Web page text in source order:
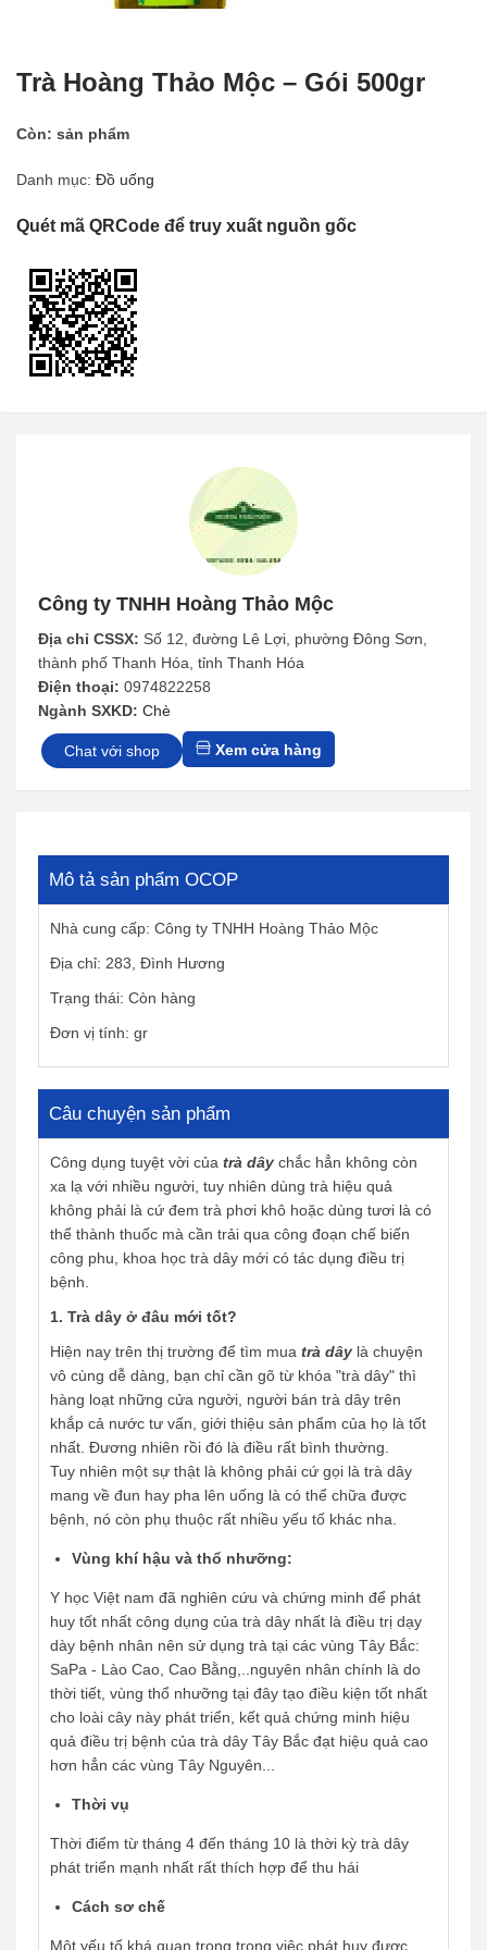
Trà Hoàng Thảo Mộc – Gói 500gr
Còn: sản phẩm
Danh mục: Đồ uống
Quét mã QRCode để truy xuất nguồn gốc
Công ty TNHH Hoàng Thảo Mộc
Địa chỉ CSSX: Số 12, đường Lê Lợi, phường Đông Sơn,
thành phố Thanh Hóa, tỉnh Thanh Hóa
Điện thoại: 0974822258
Ngành SXKD: Chè
Chat với shop Xem cửa hàng
Mô tả sản phẩm OCOP
Nhà cung cấp: Công ty TNHH Hoàng Thảo Mộc
Địa chỉ: 283, Đình Hương
Trạng thái: Còn hàng
Đơn vị tính: gr
Câu chuyện sản phẩm
Công dụng tuyệt vời của trà dây chắc hẳn không còn
xa lạ với nhiều người, tuy nhiên dùng trà hiệu quả
không phải là cứ đem trà phơi khô hoặc dùng tươi là có
thể thành thuốc mà cần trải qua công đoạn chế biến
công phu, khoa học trà dây mới có tác dụng điều trị
bệnh.
1. Trà dây ở đâu mới tốt?
Hiện nay trên thị trường để tìm mua trà dây là chuyện
vô cùng dễ dàng, bạn chỉ cần gõ từ khóa "trà dây" thì
hàng loạt những cửa người, người bán trà dây trên
khắp cả nước tư vấn, giới thiệu sản phẩm của họ là tốt
nhất. Đương nhiên rồi đó là điều rất bình thường.
Tuy nhiên một sự thật là không phải cứ gọi là trà dây
mang về đun hay pha lên uống là có thể chữa được
bệnh, nó còn phụ thuộc rất nhiều yếu tố khác nha.
Vùng khí hậu và thổ nhưỡng:
Y học Việt nam đã nghiên cứu và chứng minh để phát
huy tốt nhất công dụng của trà dây nhất là điều trị dạy
dày bệnh nhân nên sử dụng trà tại các vùng Tây Bắc:
SaPa - Lào Cao, Cao Bằng,..nguyên nhân chính là do
thời tiết, vùng thổ nhưỡng tại đây tạo điều kiện tốt nhất
cho loài cây này phát triển, kết quả chứng minh hiệu
quả điều trị bệnh của trà dây Tây Bắc đạt hiệu quả cao
hơn hẳn các vùng Tây Nguyên...
Thời vụ
Thời điểm từ tháng 4 đến tháng 10 là thời kỳ trà dây
phát triển mạnh nhất rất thích hợp để thu hái
Cách sơ chế
Một yếu tố khá quan trọng trong việc phát huy được